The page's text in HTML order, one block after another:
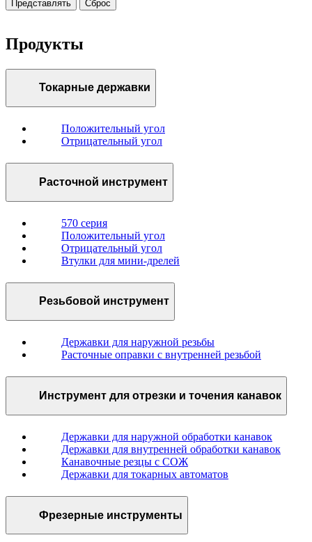
Представлять Сброс
Продукты
Токарные державки
Положительный угол
Отрицательный угол
Расточной инструмент
570 серия
Положительный угол
Отрицательный угол
Втулки для мини-дрелей
Резьбовой инструмент
Державки для наружной резьбы
Расточные оправки с внутренней резьбой
Инструмент для отрезки и точения канавок
Державки для наружной обработки канавок
Державки для внутренней обработки канавок
Канавочные резцы с СОЖ
Державки для токарных автоматов
Фрезерные инструменты